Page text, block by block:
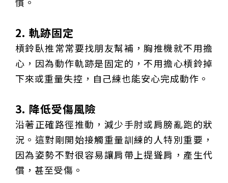
2. 軌跡固定
槓鈴臥推常常要找朋友幫補，胸推機就不用擔
心，因為動作軌跡是固定的，不用擔心槓鈴掉
下來或重量失控，自己練也能安心完成動作。
3. 降低受傷風險
沿著正確路徑推動，減少手肘或肩膀亂跑的狀
況。這對剛開始接觸重量訓練的人特別重要，
因為姿勢不對很容易讓肩帶上提聳肩，產生代
償，甚至受傷。